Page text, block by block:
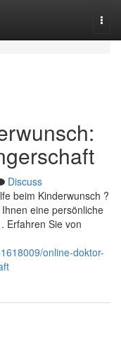
Discuss
beim Kinderwunsch ?
eine persönliche
Erfahren Sie von
online-doktor-